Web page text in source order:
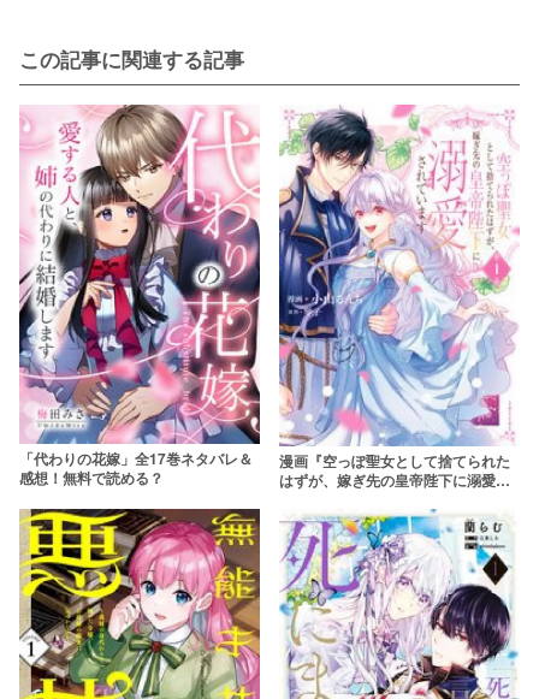
この記事に関連する記事
「代わりの花嫁」全17巻ネタバレ＆
感想！無料で読める？
漫画『空っぽ聖女として捨てられた
はずが、嫁ぎ先の皇帝陛下に溺愛さ
終回の結末と登場人物を解説